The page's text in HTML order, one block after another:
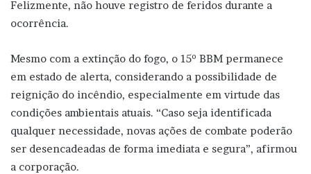
Felizmente, não houve registro de feridos durante a
ocorrência.
Mesmo com a extinção do fogo, o 15º BBM permanece
em estado de alerta, considerando a possibilidade de
reignição do incêndio, especialmente em virtude das
condições ambientais atuais. “Caso seja identificada
qualquer necessidade, novas ações de combate poderão
ser desencadeadas de forma imediata e segura”, afirmou
a corporação.